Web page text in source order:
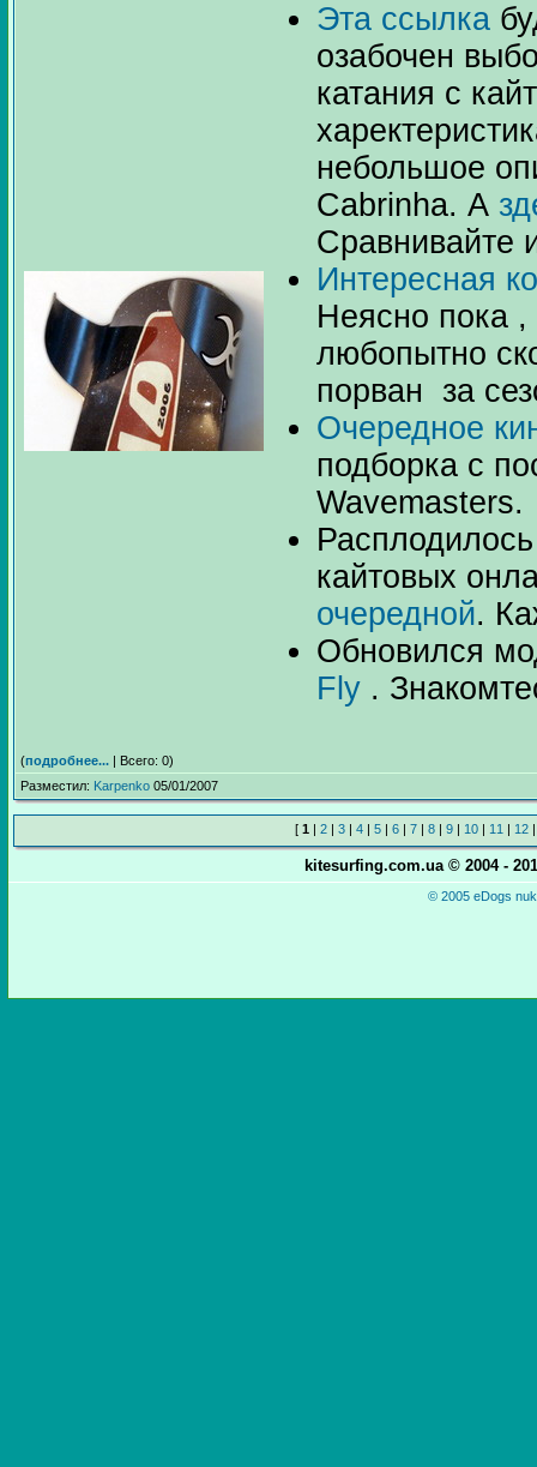
Эта ссылка
озабочен
катания с
небольшое
Cabrinha. А
Сравнивайте
Интересная
Неясно пока ,
любопытно
порван за
Очередное
подборка с
Wavemasters.
кайтовых
очередной.
Обновился
Fly .
(подробнее... | Всего: 0)
Разместил: Karpenko 05/01/2007
[ 1| 2| 3| 4| 5| 6| 7| 8| 9| 10| 11| 12
kitesurfing.com.ua © 2004 -
© 2005 eDogs